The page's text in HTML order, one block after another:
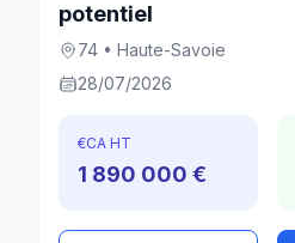
potentiel
74 • Haute-Savoie
28/07/2026
€CA HT
1 890 000 €